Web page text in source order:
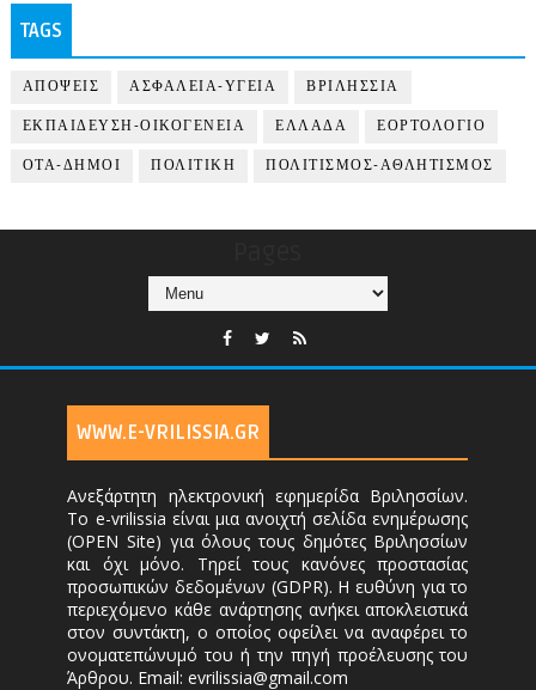
TAGS
ΑΠΟΨΕΙΣ ΑΣΦΑΛΕΙΑ-ΥΓΕΙΑ ΒΡΙΛΗΣΣΙΑ
ΕΚΠΑΙΔΕΥΣΗ-ΟΙΚΟΓΕΝΕΙΑ ΕΛΛΑΔΑ ΕΟΡΤΟΛΟΓΙΟ
ΟΤΑ-ΔΗΜΟΙ ΠΟΛΙΤΙΚΗ ΠΟΛΙΤΙΣΜΟΣ-ΑΘΛΗΤΙΣΜΟΣ
WWW.E-VRILISSIA.GR
Ανεξάρτητη ηλεκτρονική εφημερίδα Βριλησσίων.
Το e-vrilissia είναι μια ανοιχτή σελίδα ενημέρωσης
(OPEN Site) για όλους τους δημότες Βριλησσίων
και όχι μόνο. Τηρεί τους κανόνες προστασίας
προσωπικών δεδομένων (GDPR). Η ευθύνη για το
περιεχόμενο κάθε ανάρτησης ανήκει αποκλειστικά
στον συντάκτη, ο οποίος οφείλει να αναφέρει το
ονοματεπώνυμό του ή την πηγή προέλευσης του
Άρθρου. Email: evrilissia@gmail.com